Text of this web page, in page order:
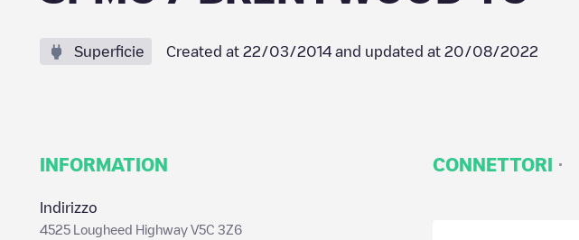
Superficie Created at 22/03/2014 and updated at 20/08/2022
INFORMATION
Indirizzo
4525 Lougheed Highway V5C 3Z6
CONNETTORI ·